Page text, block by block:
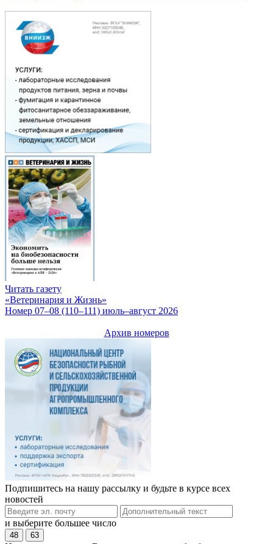
Читать газету
«Ветеринария и Жизнь»
Номер 07–08 (110–111) июль–август 2026
Архив номеров
Подпишитесь на нашу рассылку и будьте в курсе всех
новостей
и выберите большее число
48 63